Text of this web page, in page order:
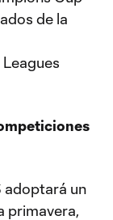
de la
adoptará un
primavera,